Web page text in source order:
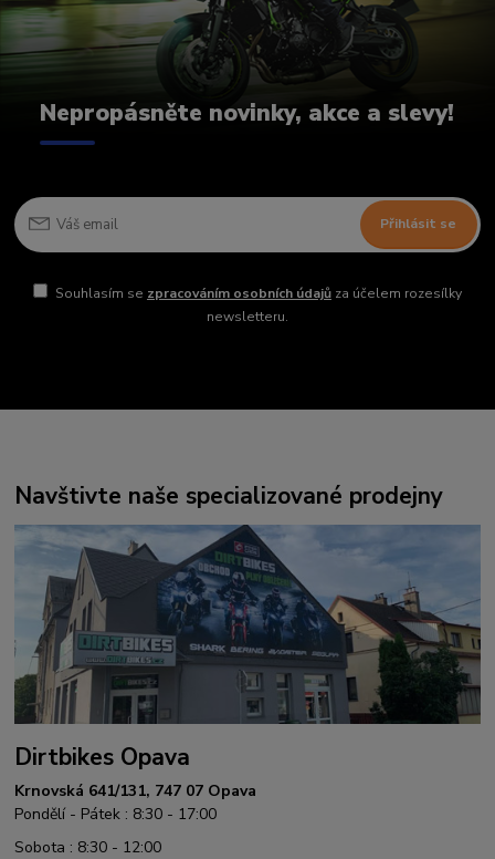
Nepropásněte novinky, akce a slevy!
Přihlásit se
Souhlasím se zpracováním osobních údajůza účelem rozesílky
newsletteru.
Navštivte naše specializované prodejny
Dirtbikes Opava
Krnovská 641/131, 747 07 Opava
Pondělí - Pátek : 8:30 - 17:00
Sobota : 8:30 - 12:00